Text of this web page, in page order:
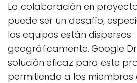
p
r
t
i
r
e
n
w
t
t
e
r
)
p
a
r
t
i
r
e
n
e
b
o
o
k
p
a
r
t
r
e
n
t
e
r
e
s
t
La colaboración en
puede ser un desafío,
los equipos están dispersos
geográficamente. Google
solución eficaz para este
permitiendo a los miembros